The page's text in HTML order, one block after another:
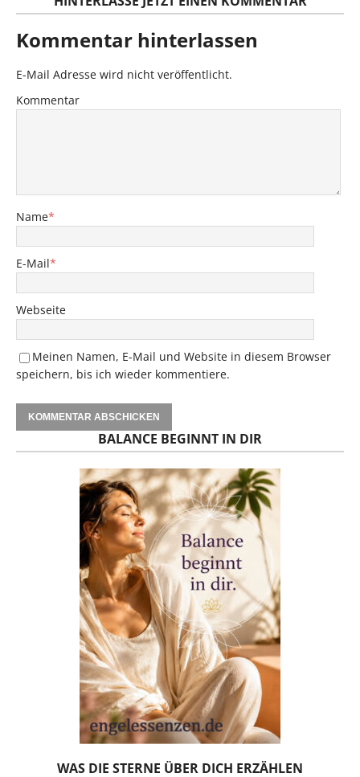
Kommentar hinterlassen
E-Mail Adresse wird nicht veröffentlicht.
Kommentar
Name*
E-Mail*
Webseite
Meinen Namen, E-Mail und Website in diesem Browser
speichern, bis ich wieder kommentiere.
BALANCE BEGINNT IN DIR
WAS DIE STERNE ÜBER DICH ERZÄHLEN